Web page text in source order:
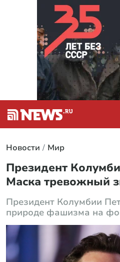
Новости Мир
Президент
Маска тревожный
Президент Колумбии
природе фашизма на